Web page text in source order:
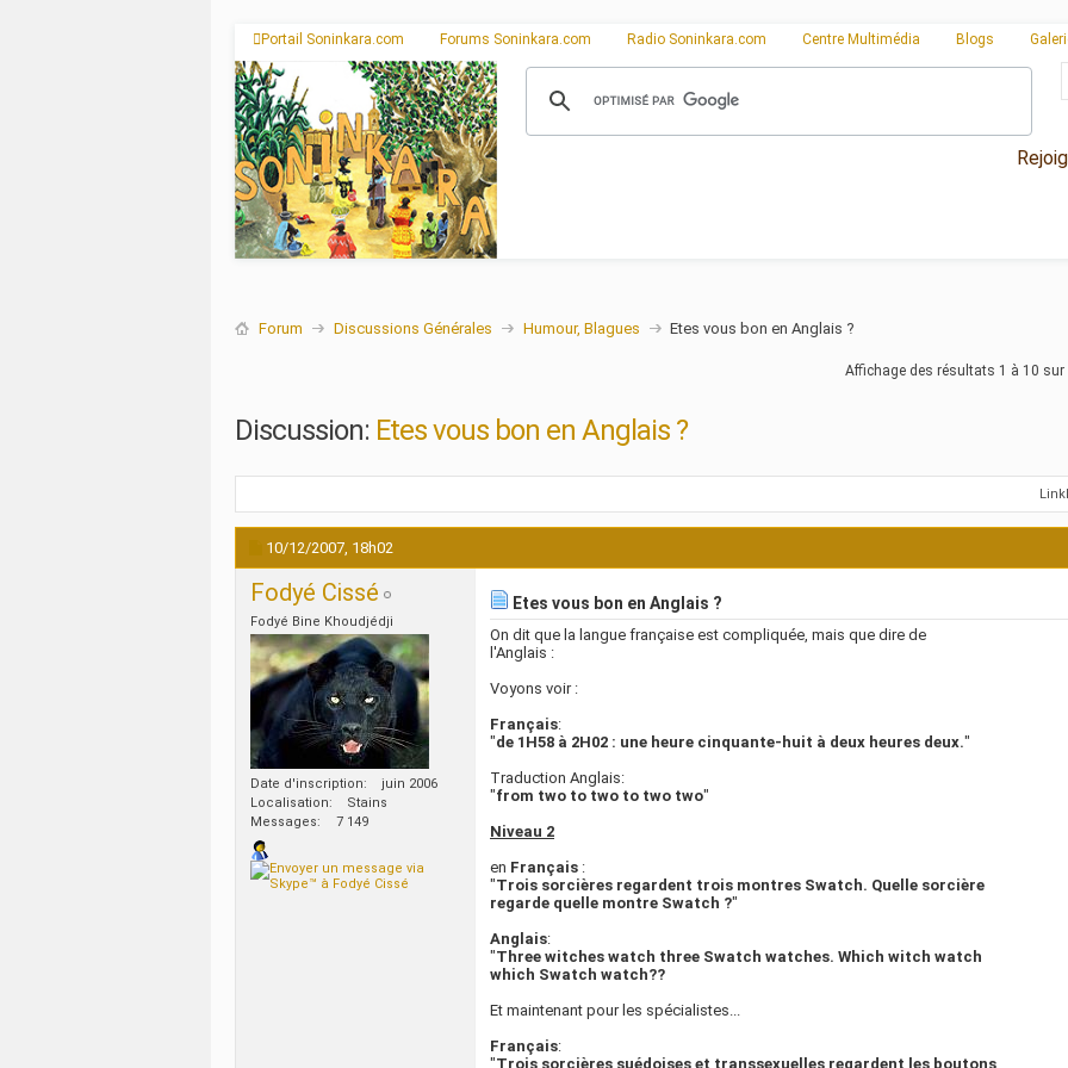
Portail Soninkara.com Forums Soninkara.com Radio Soninkara.com Centre Multimédia Blogs
Forum Discussions Générales Humour, Blagues Etes vous bon en Anglais ?
Affichage des résultats 1 à 10 sur
Discussion: Etes vous bon en Anglais ?
10/12/2007, 18h02
Fodyé Cissé
Fodyé Bine Khoudjédji
Date d'inscription
juin 2006
Localisation
Stains
Messages
7 149
Etes vous bon en Anglais ?
On dit que la langue française est compliquée, mais que dire de
l'Anglais :
Voyons voir :
Français:
"de 1H58 à 2H02 : une heure cinquante-huit à deux heures deux."
Traduction Anglais:
"from two to two to two two"
Niveau 2
en Français :
"Trois sorcières regardent trois montres Swatch. Quelle sorcière
regarde quelle montre Swatch ?"
Anglais:
"Three witches watch three Swatch watches. Which witch watch
which Swatch watch??
Et maintenant pour les spécialistes...
Français:
"Trois sorcières suédoises et transsexuelles regardent les boutons